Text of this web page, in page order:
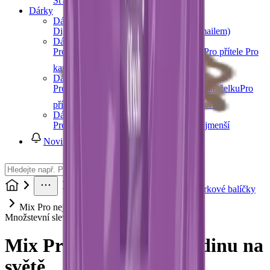
Dárky
Dárkové poukazy
Digitální dárkový poukaz (okamžitě e-mailem)
Dárky pro muže
Pro tátu
Pro bratra Pro přítele Pro
kamaráda
Další kategorie
Dárky pro ženy
Pro maminku
Pro manželkuPro
přítelkyni
Pro kamarádku
Další kategorie
Dárky pro děti
Pro holky
Pro teenagery
Pro nejmenší
Novinky
Dárkové balíčky
Mix Pro nejúžasnější rodinu na světě
Množstevní sleva
Mix Pro nejúžasnější rodinu na